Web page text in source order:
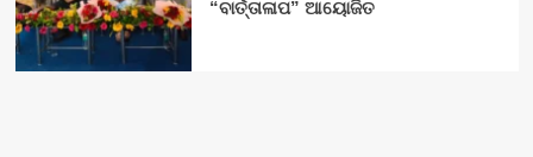
“ବାର୍ତ୍ତାଳାପ” ଆୟୋଜିତ